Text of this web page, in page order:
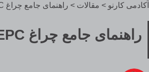
آکادمی کارنو > مقالات > راهنمای جامع چراغ EPC، از علت روشن شدن تا روش‌های رفع خطا
راهنمای جامع چراغ EPC، از علت روشن شدن تا روش‌های رفع خطا